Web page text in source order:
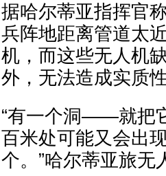
据哈尔蒂亚指挥官
兵阵地距离管道太
机，而这些无人机
外，无法造成实质性
“有一个洞——就把
百米处可能又会出
个。”哈尔蒂亚旅无